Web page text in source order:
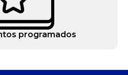
programados